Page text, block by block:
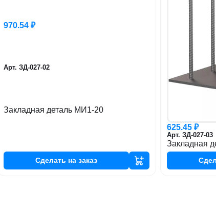
970.54 ₽
Арт. ЗД-027-02
Закладная деталь МИ1-20
Сделать на заказ
625.45 ₽
Арт. ЗД-027-03
Закладная